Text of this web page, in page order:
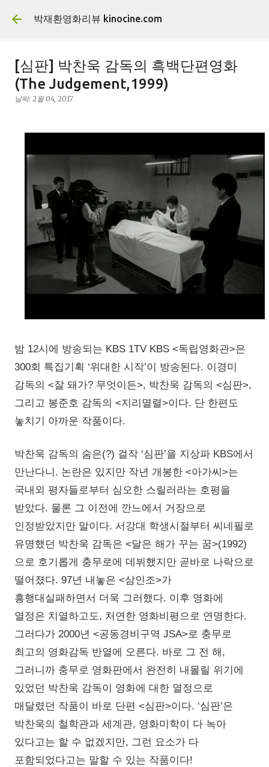
기본 콘텐츠로 건너뛰기
박재환영화리뷰 kinocine.com
[심판] 박찬욱 감독의 흑백단편영화
(The Judgement,1999)
날짜: 2월 04, 2017
밤 12시에 방송되는 KBS 1TV KBS <독립영화관>은
300회 특집기획 ‘위대한 시작’이 방송된다. 이경미
감독의 <잘 돼가? 무엇이든>, 박찬욱 감독의 <심판>,
그리고 봉준호 감독의 <지리멸렬>이다. 단 한편도
놓치기 아까운 작품이다.
박찬욱 감독의 숨은(?) 걸작 ‘심판’을 지상파 KBS에서
만난다니. 논란은 있지만 작년 개봉한 <아가씨>는
국내외 평자들로부터 심오한 스릴러라는 호평을
받았다. 물론 그 이전에 깐느에서 거장으로
인정받았지만 말이다. 서강대 학생시절부터 씨네필로
유명했던 박찬욱 감독은 <달은 해가 꾸는 꿈>(1992)
으로 호기롭게 충무로에 데뷔했지만 곧바로 나락으로
떨어졌다. 97년 내놓은 <삼인조>가
흥행대실패하면서 더욱 그러했다. 이후 영화에
열정은 치열하고도, 처연한 영화비평으로 연명한다.
그러다가 2000년 <공동경비구역 JSA>로 충무로
최고의 영화감독 반열에 오른다. 바로 그 전 해,
그러니까 충무로 영화판에서 완전히 내몰릴 위기에
있었던 박찬욱 감독이 영화에 대한 열정으로
매달렸던 작품이 바로 단편 <심판>이다. ‘심판’은
박찬욱의 철학관과 세계관, 영화미학이 다 녹아
있다고는 할 수 없겠지만, 그런 요소가 다
포함되었다고는 말할 수 있는 작품이다!